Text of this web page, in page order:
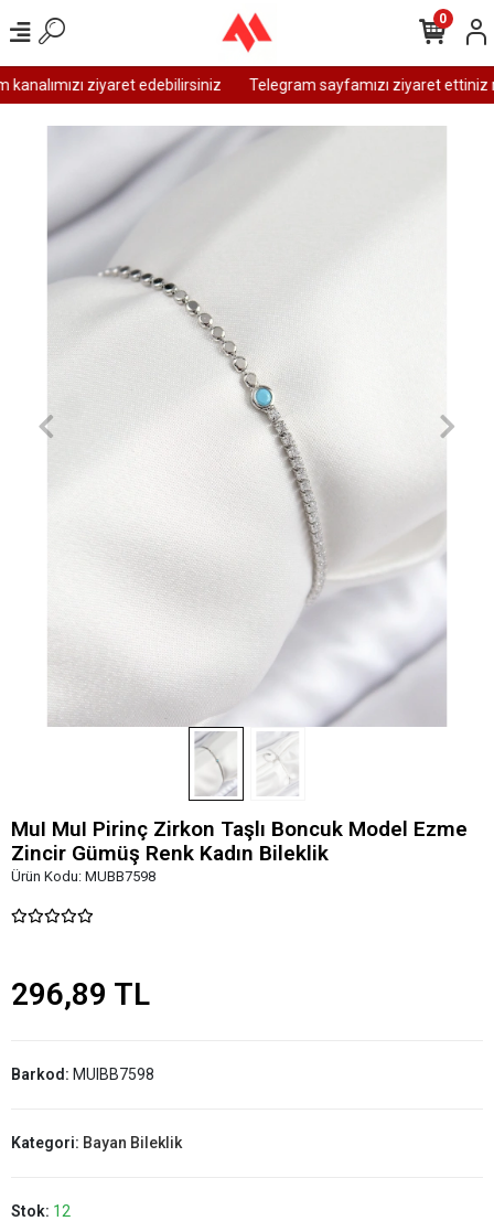
ziyaret edebilirsiniz Telegram sayfamızı ziyaret ettiniz
0
MuI MuI Pirinç Zirkon Taşlı Boncuk Model Ezme
Zincir Gümüş Renk Kadın Bileklik
Ürün Kodu: MUBB7598
296,89 TL
Barkod: MUIBB7598
Kategori: Bayan Bileklik
Stok: 12